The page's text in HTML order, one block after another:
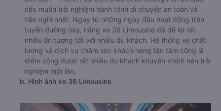
nếu muốn trải nghiệm hành trình di chuyển an toàn và
tiện nghi nhất. Ngay từ những ngày đầu hoạt động trên
tuyến đường này, hãng xe 36 Limousine đã để lại rất
nhiều ấn tượng tốt với nhiều du khách. Hệ thống xe chất
lượng và dịch vụ chăm sóc khách hàng tận tâm cũng là
điểm cộng được rất nhiều du khách khuyến khích nên trải
nghiệm một lần.
b. Hình ảnh xe 36 Limousine